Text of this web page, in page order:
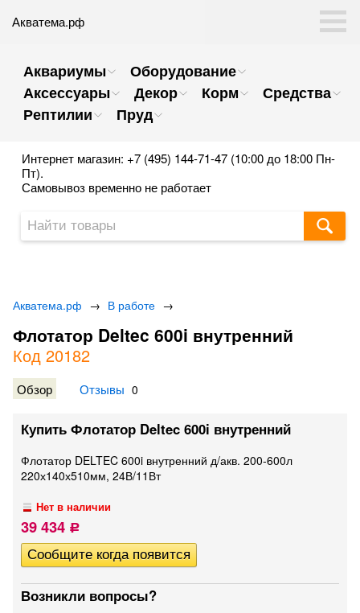
Акватема.рф
Аквариумы
Оборудование
Аксессуары
Декор Корм
Средства
Рептилии
Пруд
Интернет магазин: +7 (495) 144-71-47 (10:00 до 18:00 Пн-
Пт).
Самовывоз временно не работает
Акватема.рф → В работе →
Флотатор Deltec 600i внутренний
Код 20182
Обзор Отзывы 0
Купить Флотатор Deltec 600i внутренний
Флотатор DELTEC 600i внутренний д/акв. 200-600л
220х140х510мм, 24В/11Вт
Нет в наличии
39 434 Р
Возникли вопросы?